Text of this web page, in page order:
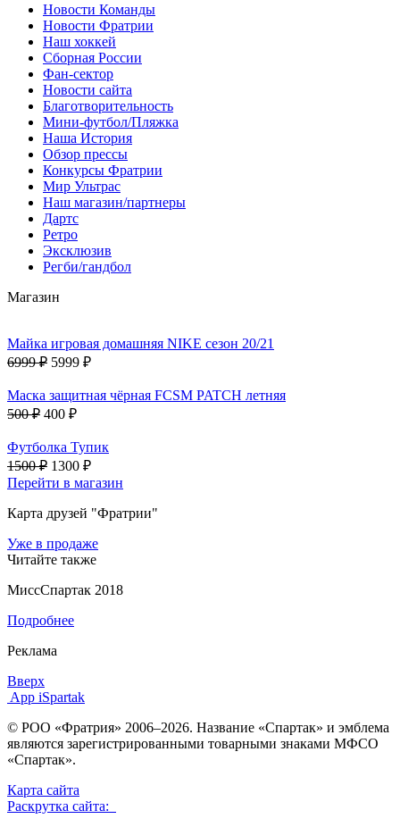
Новости Команды
Новости Фратрии
Наш хоккей
Сборная России
Фан-cектор
Новости сайта
Благотворительность
Мини-футбол/Пляжка
Наша История
Обзор прессы
Конкурсы Фратрии
Мир Ультрас
Наш магазин/партнеры
Дартс
Ретро
Эксклюзив
Регби/гандбол
Магазин
Майка игровая домашняя NIKE сезон 20/21
6999 ₽ 5999 ₽
Маска защитная чёрная FCSM PATCH летняя
500 ₽ 400 ₽
Футболка Тупик
1500 ₽ 1300 ₽
Перейти в магазин
Карта друзей "Фратрии"
Уже в продаже
Читайте также
МиссСпартак 2018
Подробнее
Реклама
Вверх
App iSpartak
© РОО «Фратрия» 2006–2026. Название «Спартак» и эмблема
являются зарегистрированными товарными знаками МФСО
«Спартак».
Карта сайта
Раскрутка сайта: